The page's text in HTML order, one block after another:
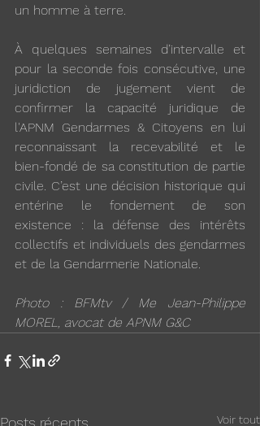
un homme à terre.
À quelques semaines d’intervalle et
pour la seconde fois consécutive, une
juridiction de jugement vient de
confirmer la capacité juridique de
l'APNM Gendarmes & Citoyens en lui
reconnaissant la recevabilité et le
bien-fondé de sa constitution de partie
civile. C’est une décision historique qui
entérine le fondement de son
existence : la défense des intérêts
collectifs et individuels des gendarmes
et de la Gendarmerie Nationale.
Photo : BFMtv / Me Jean-Philippe
MOREL, avocat de APNM G&C
Posts récents Voir tout